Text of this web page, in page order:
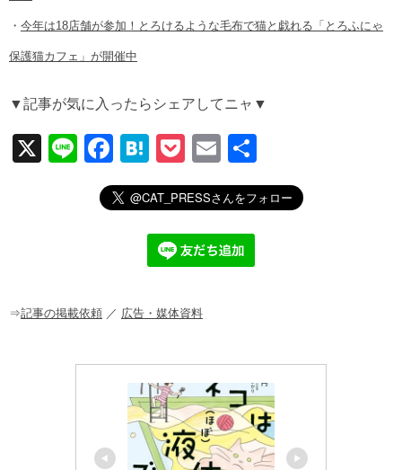
・ 今年は18店舗が参加！とろけるような毛布で猫と戯れる「とろふにゃ
保護猫カフェ」が開催中
▼記事が気に入ったらシェアしてニャ▼
X
Li
F
a
c
o
H
at
e
n
a
P
o
ck
et
E
m
ail
有
⇒記事の掲載依頼 ／ 広告・媒体資料